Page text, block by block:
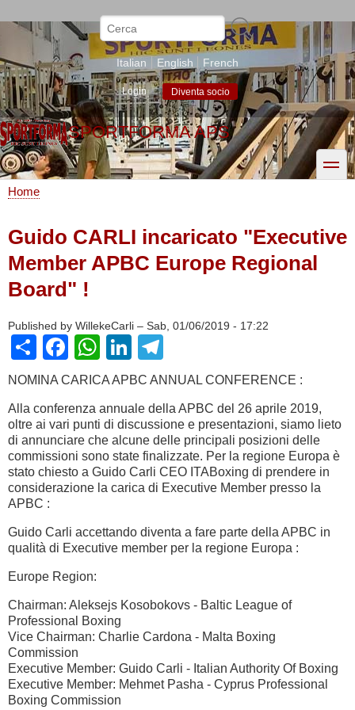
al
contenuto
principale
Cerca
Italian English French
Login Diventa socio
SPORTFORMA APS
toggle
di
Home
Guido CARLI incaricato "Executive
Member APBC Europe Regional
Board" !
Published by WillekeCarli – Sab, 01/06/2019 - 17:22
ShareFacebook
WhatsApp
LinkedIn
NOMINA CARICA APBC ANNUAL CONFERENCE :
Alla conferenza annuale della APBC del 26 aprile 2019,
oltre ai vari punti di discussione e presentazioni, siamo lieto
di annunciare che alcune delle principali posizioni delle
commissioni sono state finalizzate. Per la regione Europa è
stato chiesto a Guido Carli CEO ITABoxing di prendere in
considerazione la carica di Executive Member presso la
APBC :
Guido Carli accettando diventa a fare parte della APBC in
qualità di Executive member per la regione Europa :
Europe Region:
Chairman: Aleksejs Kosobokovs - Baltic League of
Professional Boxing
Vice Chairman: Charlie Cardona - Malta Boxing
Commission
Executive Member: Guido Carli - Italian Authority Of Boxing
Executive Member: Mehmet Pasha - Cyprus Professional
Boxing Commission